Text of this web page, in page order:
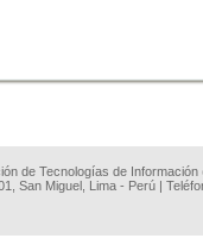
de Tecnologías de
San Miguel, Lima - Perú |